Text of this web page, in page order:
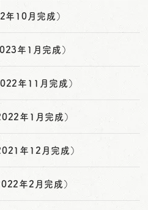
10月完成）
年1月完成）
年11月完成）
年1月完成）
年12月完成）
年2月完成）